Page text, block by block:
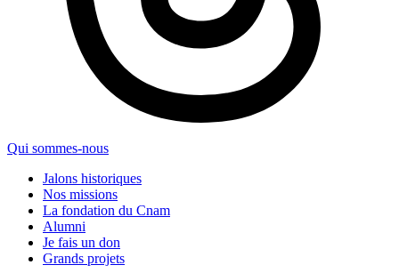
Qui sommes-nous
Jalons historiques
Nos missions
La fondation du Cnam
Alumni
Je fais un don
Grands projets